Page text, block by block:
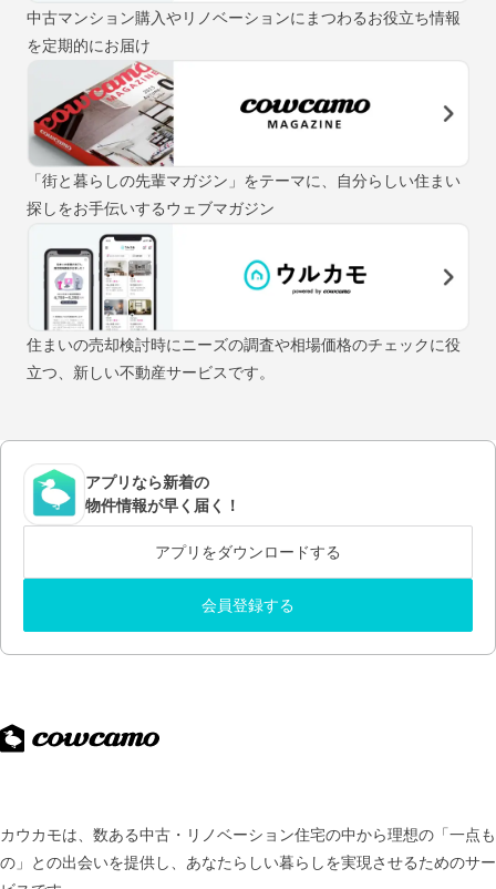
中古マンション購入やリノベーションにまつわるお役立ち情報
を定期的にお届け
「街と暮らしの先輩マガジン」をテーマに、自分らしい住まい
探しをお手伝いするウェブマガジン
住まいの売却検討時にニーズの調査や相場価格のチェックに役
立つ、新しい不動産サービスです。
アプリなら新着の
物件情報が早く届く！
アプリをダウンロードする
会員登録する
カウカモは、数ある中古・リノベーション住宅の中から理想の「一点も
の」との出会いを提供し、 あなたらしい暮らしを実現させるためのサー